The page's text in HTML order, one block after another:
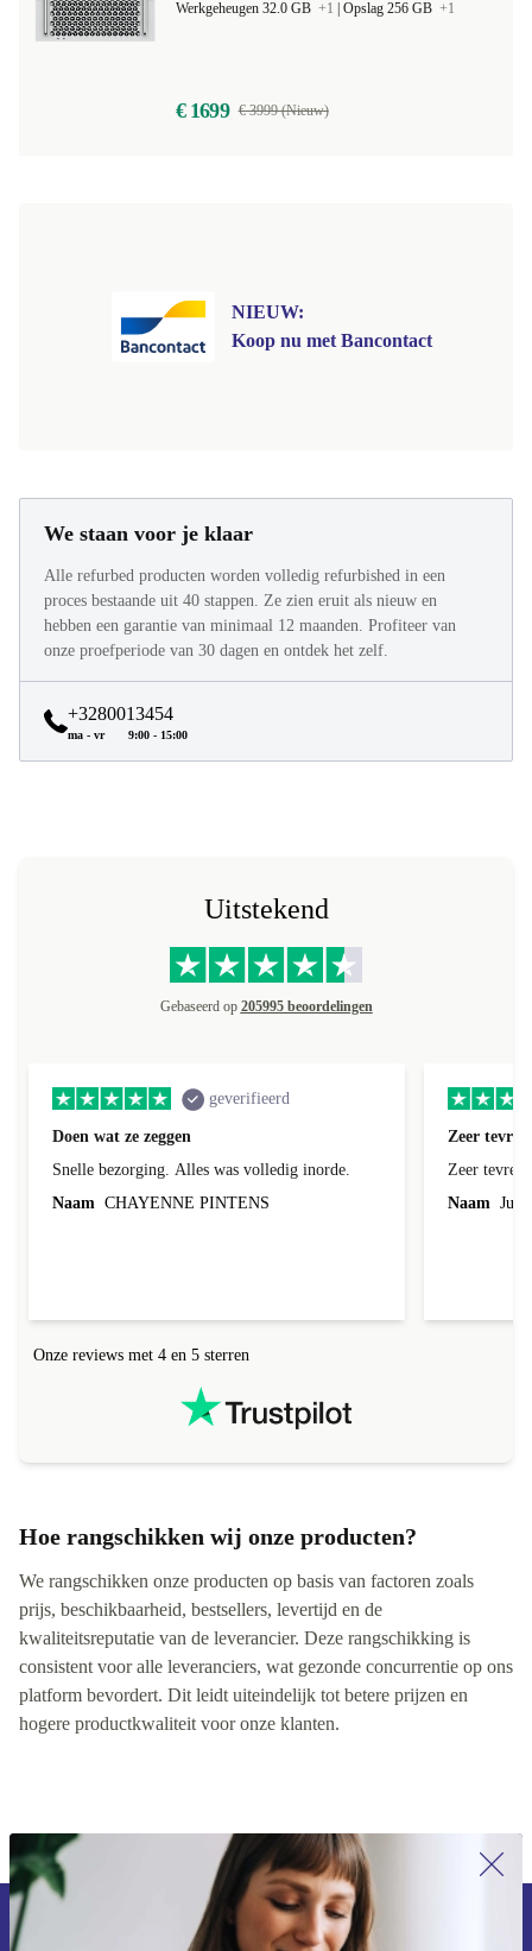
Werkgeheugen 32.0 GB +1 Opslag 256 GB +1
€ 1699 € 3999 (Nieuw)
NIEUW:
Koop nu met Bancontact
We staan voor je klaar
Alle refurbed producten worden volledig refurbished in een
proces bestaande uit 40 stappen. Ze zien eruit als nieuw en
hebben een garantie van minimaal 12 maanden. Profiteer van
onze proefperiode van 30 dagen en ontdek het zelf.
+3280013454
ma - vr 9:00 - 15:00
Uitstekend
Gebaseerd op 205995 beoordelingen
geverifieerd
Doen wat ze zeggen
Snelle bezorging. Alles was volledig inorde.
Naam CHAYENNE PINTENS
Zeer
Zeer
Naam
Onze reviews met 4 en 5 sterren
Hoe rangschikken wij onze producten?
We rangschikken onze producten op basis van factoren zoals
prijs, beschikbaarheid, bestsellers, levertijd en de
kwaliteitsreputatie van de leverancier. Deze rangschikking is
consistent voor alle leveranciers, wat gezonde concurrentie op ons
platform bevordert. Dit leidt uiteindelijk tot betere prijzen en
hogere productkwaliteit voor onze klanten.
Meld je aan voor onze nieuwsbrief en